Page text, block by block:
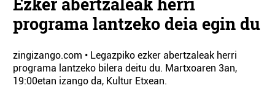
programa lantzeko deia egin du
zingizango.com • Legazpiko ezker abertzaleak herri
programa lantzeko bilera deitu du. Martxoaren 3an,
19:00etan izango da, Kultur Etxean.